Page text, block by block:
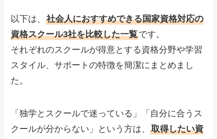
以下は、社会人におすすめできる国家資格対応の
資格スクール3社を比較した一覧です。
それぞれのスクールが得意とする資格分野や学習
スタイル、サポートの特徴を簡潔にまとめまし
た。
「独学とスクールで迷っている」「自分に合うス
クールが分からない」という方は、取得したい資